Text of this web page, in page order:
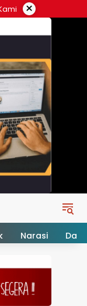
×
Narasi